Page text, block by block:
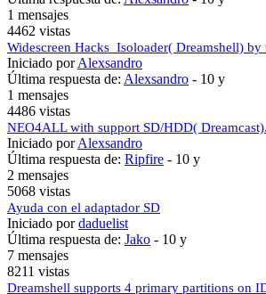
1 mensajes
4462 vistas
Widescreen Hacks_Isoloader( Dreamshell) by
Iniciado porAlexsandro
Última respuesta de: Alexsandro - 10 y
1 mensajes
4486 vistas
NEO4ALL with support SD/HDD( Dreamcast).
Iniciado porAlexsandro
Última respuesta de: Ripfire - 10 y
2 mensajes
5068 vistas
Ayuda con el adaptador SD
Iniciado pordaduelist
Última respuesta de: Jako - 10 y
7 mensajes
8211 vistas
Dreamshell supports 4 primary partitions on